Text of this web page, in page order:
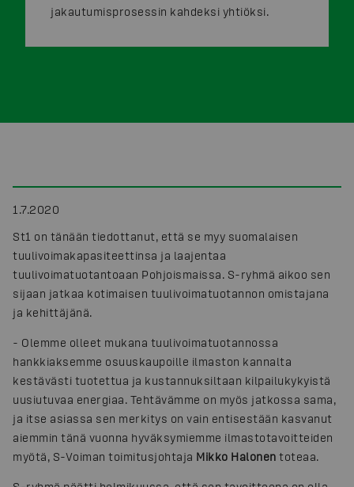
jakautumisprosessin kahdeksi yhtiöksi.
1.7.2020
St1 on tänään tiedottanut, että se myy suomalaisen
tuulivoimakapasiteettinsa ja laajentaa
tuulivoimatuotantoaan Pohjoismaissa. S-ryhmä aikoo sen
sijaan jatkaa kotimaisen tuulivoimatuotannon omistajana
ja kehittäjänä.
- Olemme olleet mukana tuulivoimatuotannossa
hankkiaksemme osuuskaupoille ilmaston kannalta
kestävästi tuotettua ja kustannuksiltaan kilpailukykyistä
uusiutuvaa energiaa. Tehtävämme on myös jatkossa sama,
ja itse asiassa sen merkitys on vain entisestään kasvanut
aiemmin tänä vuonna hyväksymiemme ilmastotavoitteiden
myötä, S-Voiman toimitusjohtaja Mikko Halonen toteaa.